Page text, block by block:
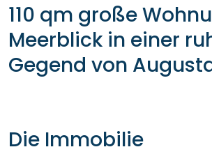
110 qm große
Meerblick in einer
Gegend von
Die Immobilie